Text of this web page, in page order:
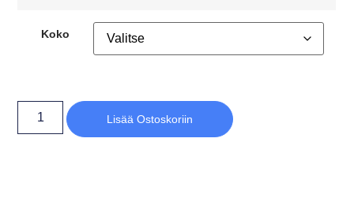
Koko
Lisää Ostoskoriin